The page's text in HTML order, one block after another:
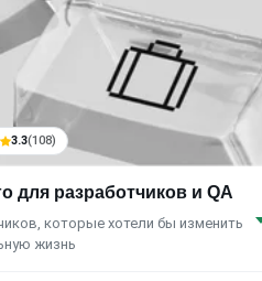
3.3(108)
для разработчиков и QA
которые хотели бы изменить
жизнь